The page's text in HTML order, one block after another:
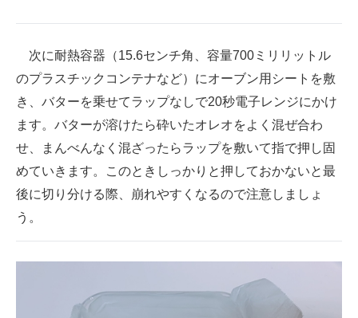
次に耐熱容器（15.6センチ角、容量700ミリリットル
のプラスチックコンテナなど）にオーブン用シートを敷
き、バターを乗せてラップなしで20秒電子レンジにかけ
ます。バターが溶けたら砕いたオレオをよく混ぜ合わ
せ、まんべんなく混ざったらラップを敷いて指で押し固
めていきます。このときしっかりと押しておかないと最
後に切り分ける際、崩れやすくなるので注意しましょ
う。